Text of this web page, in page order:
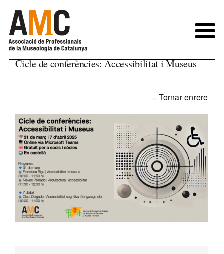
content
Cicle de conferències: Accessibilitat i Museus
Tornar enrere